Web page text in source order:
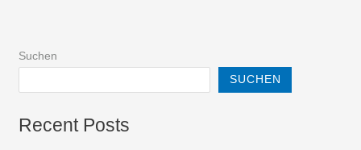
Suchen
SUCHEN
Recent Posts